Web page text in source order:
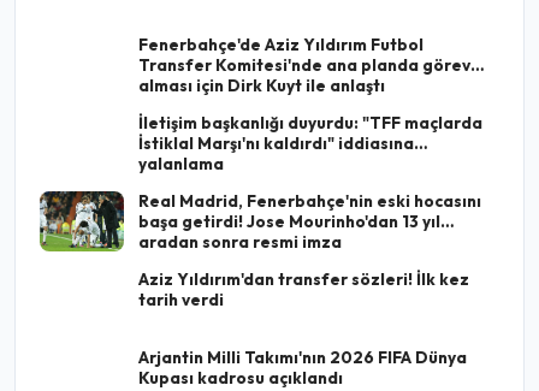
Fenerbahçe'de Aziz Yıldırım Futbol
Transfer Komitesi'nde ana planda görev
alması için Dirk Kuyt ile anlaştı
İletişim başkanlığı duyurdu: "TFF maçlarda
İstiklal Marşı'nı kaldırdı" iddiasına
yalanlama
Real Madrid, Fenerbahçe'nin eski hocasını
başa getirdi! Jose Mourinho'dan 13 yıl
aradan sonra resmi imza
Aziz Yıldırım'dan transfer sözleri! İlk kez
tarih verdi
Arjantin Milli Takımı'nın 2026 FIFA Dünya
Kupası kadrosu açıklandı